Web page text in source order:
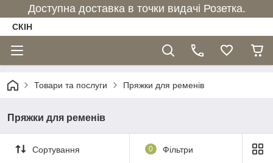
Доступна доставка в точки видачі Розетка.
СКІН
Товари та послуги Пряжки для ременів
Пряжки для ременів
Сортування 0 Фільтри